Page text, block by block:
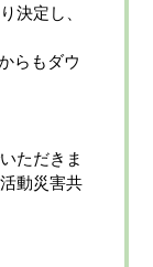
定し、
もダウ
ただきま
動災害共